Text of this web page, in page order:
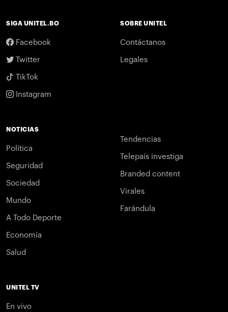
SIGA UNITEL.BO
Facebook
Twitter
TikTok
Instagram
SOBRE UNITEL
Contáctanos
Legales
NOTICIAS
Política
Seguridad
Sociedad
Mundo
A Todo Deporte
Economía
Salud
Tendencias
Telepaís investiga
Branded content
Virales
Farándula
UNITEL TV
En vivo